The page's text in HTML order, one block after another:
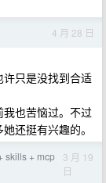
4 月 28 日
只是没找到合适
也苦恼过。不过
还挺有兴趣的。
skills + mcp
3 月 19
日